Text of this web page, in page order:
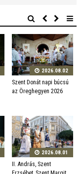
2026.08.02
Szent Donát napi búcsú
az Öreghegyen 2026
2026.08.01
II. András, Szent